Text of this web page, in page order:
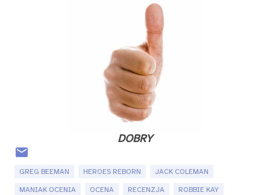
DOBRY
GREG BEEMAN HEROES REBORN JACK COLEMAN
MANIAK OCENIA OCENA RECENZJA ROBBIE KAY